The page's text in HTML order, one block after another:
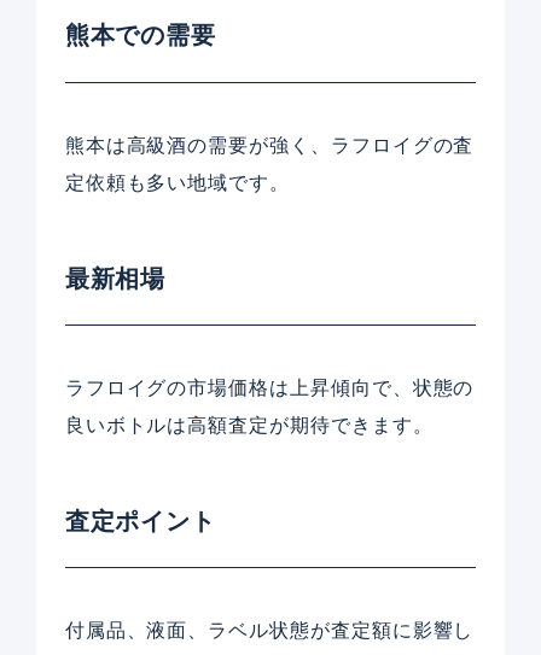
熊本での需要
熊本は高級酒の需要が強く、ラフロイグの査
定依頼も多い地域です。
最新相場
ラフロイグの市場価格は上昇傾向で、状態の
良いボトルは高額査定が期待できます。
査定ポイント
付属品、液面、ラベル状態が査定額に影響し